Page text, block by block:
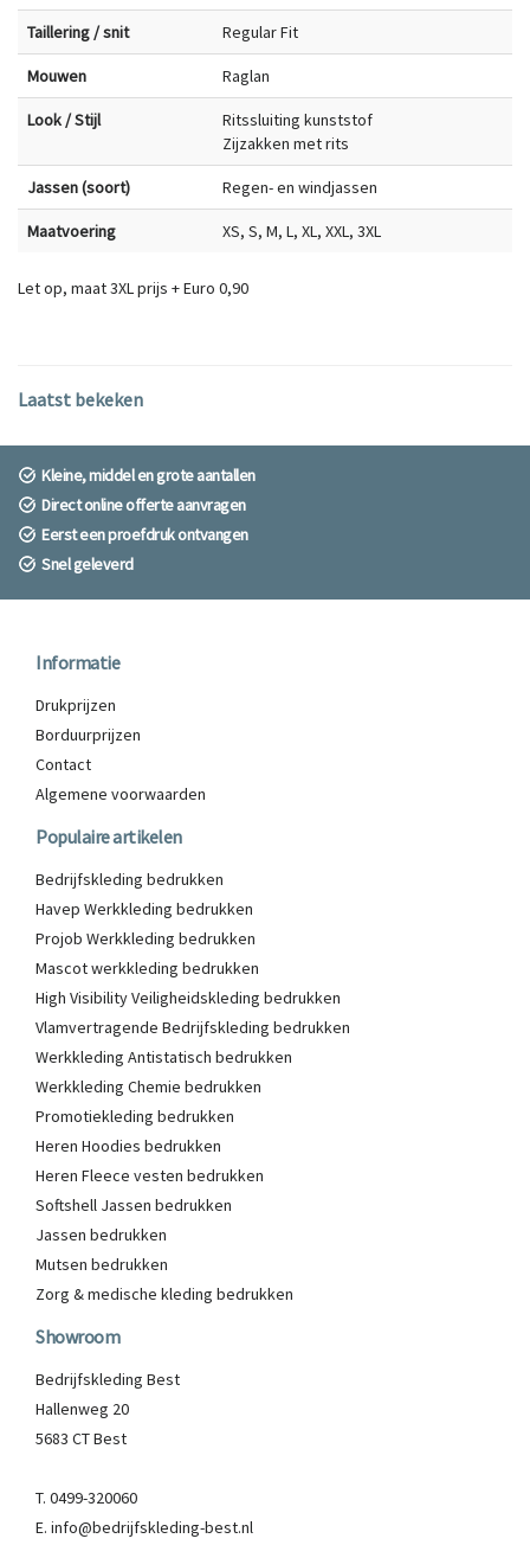
Taillering / snit Regular Fit
Mouwen Raglan
Look / Stijl
Ritssluiting kunststof
Zijzakken met rits
Jassen (soort) Regen- en windjassen
Maatvoering XS, S, M, L, XL, XXL, 3XL
Let op, maat 3XL prijs + Euro 0,90
Laatst bekeken
Kleine, middel en grote aantallen
Direct online offerte aanvragen
Eerst een proefdruk ontvangen
Snel geleverd
Informatie
Drukprijzen
Borduurprijzen
Contact
Algemene voorwaarden
Populaire artikelen
Bedrijfskleding bedrukken
Havep Werkkleding bedrukken
Projob Werkkleding bedrukken
Mascot werkkleding bedrukken
High Visibility Veiligheidskleding bedrukken
Vlamvertragende Bedrijfskleding bedrukken
Werkkleding Antistatisch bedrukken
Werkkleding Chemie bedrukken
Promotiekleding bedrukken
Heren Hoodies bedrukken
Heren Fleece vesten bedrukken
Softshell Jassen bedrukken
Jassen bedrukken
Mutsen bedrukken
Zorg & medische kleding bedrukken
Showroom
Bedrijfskleding Best
Hallenweg 20
5683 CT Best
T. 0499-320060
E. info@bedrijfskleding-best.nl